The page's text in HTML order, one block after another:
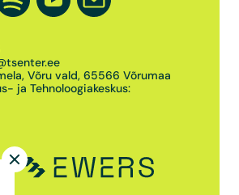
Võru vald, 65566 Võrumaa
ja Tehnoloogiakeskus: